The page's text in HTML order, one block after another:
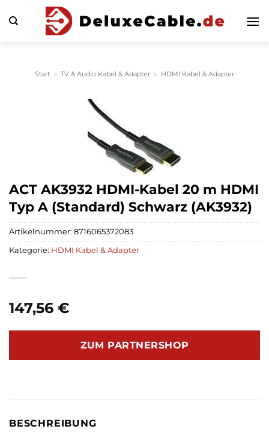
Inhalt
Start » TV & Audio Kabel & Adapter » HDMI Kabel & Adapter
ACT AK3932 HDMI-Kabel 20 m HDMI
Typ A (Standard) Schwarz (AK3932)
147,56 €
ZUM PARTNERSHOP
Artikelnummer: 8716065372083
Kategorie: HDMI Kabel & Adapter
BESCHREIBUNG